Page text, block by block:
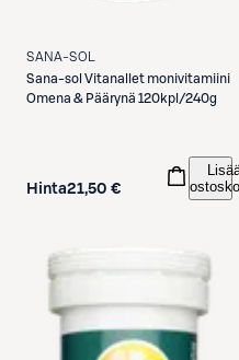
SANA-SOL
Sana-sol Vitanallet monivitamiini
Omena & Päärynä 120kpl/240g
Hinta21,50 €